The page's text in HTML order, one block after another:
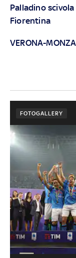
Palladino
Fiorentina
VERONA-
FOTOGALLERY